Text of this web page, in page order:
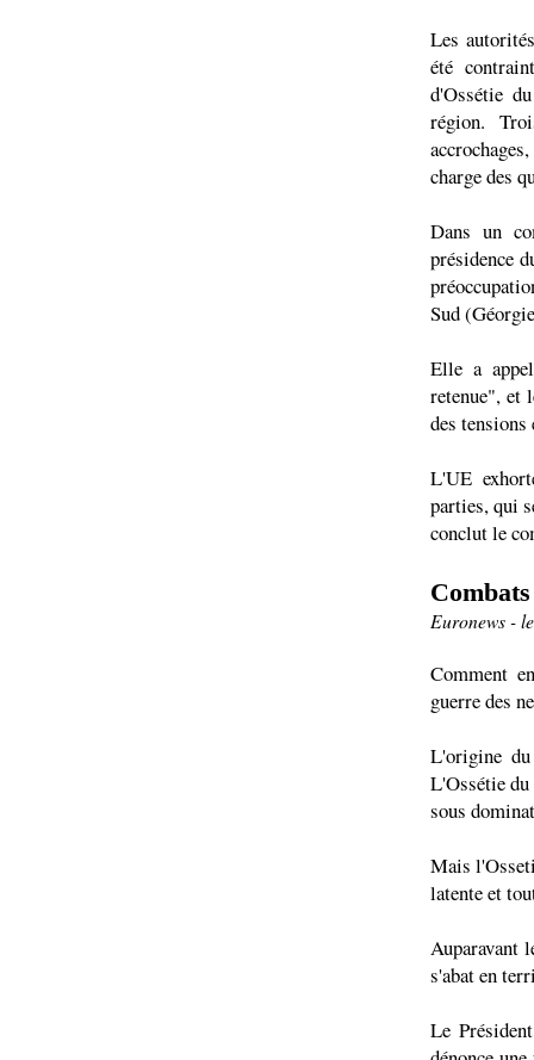
Les
été
d'Ossétie
région.
charge des
Dans un
présidence
Sud
Elle a
retenue", et
des tensions
L'UE
parties, qui
conclut le
Euronews -
Comment
guerre des
L'origine
L'Ossétie du
sous
Mais
latente et
Auparavant
s'abat en
Le